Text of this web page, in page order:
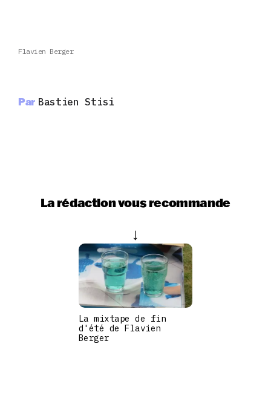
Flavien Berger
Par Bastien Stisi
La rédaction vous recommande
La mixtape de fin
d'été de Flavien
Berger